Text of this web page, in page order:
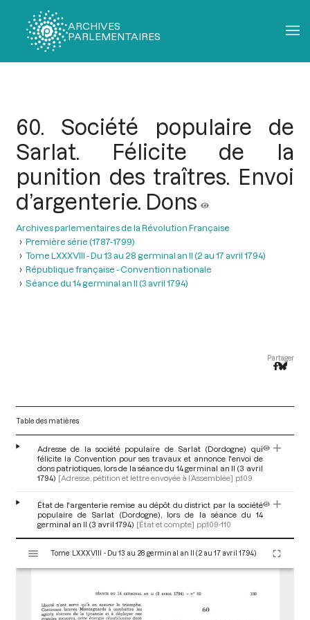
ARCHIVES
PARLEMENTAIRES
60. Société populaire de
Sarlat. Félicite de la
punition des traîtres. Envoi
d’argenterie. Dons
Archives parlementaires de la Révolution Française
Première série (1787-1799)
Tome LXXXVIII - Du 13 au 28 germinal an II (2 au 17 avril 1794)
République française - Convention nationale
Séance du 14 germinal an II (3 avril 1794)
Partager
Table des matières
Adresse de la société populaire de Sarlat (Dordogne) qui
félicite la Convention pour ses travaux et annonce l'envoi de
dons patriotiques, lors de la séance du 14 germinal an II (3 avril
1794) [Adresse, pétition et lettre envoyée à l’Assemblée] p.109
État de l'argenterie remise au dépôt du district par la société
populaire de Sarlat (Dordogne), lors de la séance du 14
germinal an II (3 avril 1794) [État et compte] pp.109-110
s
Tome LXXXVIII - Du 13 au 28 germinal an II (2 au 17 avril 1794)